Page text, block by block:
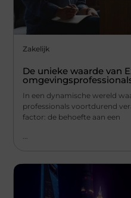
Zakelijk
De unieke waarde van
In een dynamische wereld
professionals voortdurend
factor: de behoefte aan een
...